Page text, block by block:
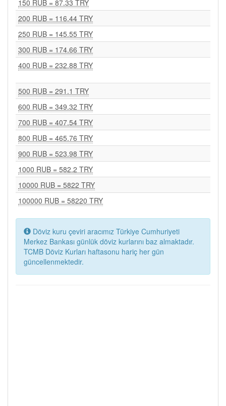
150 RUB = 87.33 TRY
200 RUB = 116.44 TRY
250 RUB = 145.55 TRY
300 RUB = 174.66 TRY
400 RUB = 232.88 TRY
500 RUB = 291.1 TRY
600 RUB = 349.32 TRY
700 RUB = 407.54 TRY
800 RUB = 465.76 TRY
900 RUB = 523.98 TRY
1000 RUB = 582.2 TRY
10000 RUB = 5822 TRY
100000 RUB = 58220 TRY
Döviz kuru çeviri aracımız Türkiye Cumhuriyeti
Merkez Bankası günlük döviz kurlarını baz almaktadır.
TCMB Döviz Kurları haftasonu hariç her gün
güncellenmektedir.